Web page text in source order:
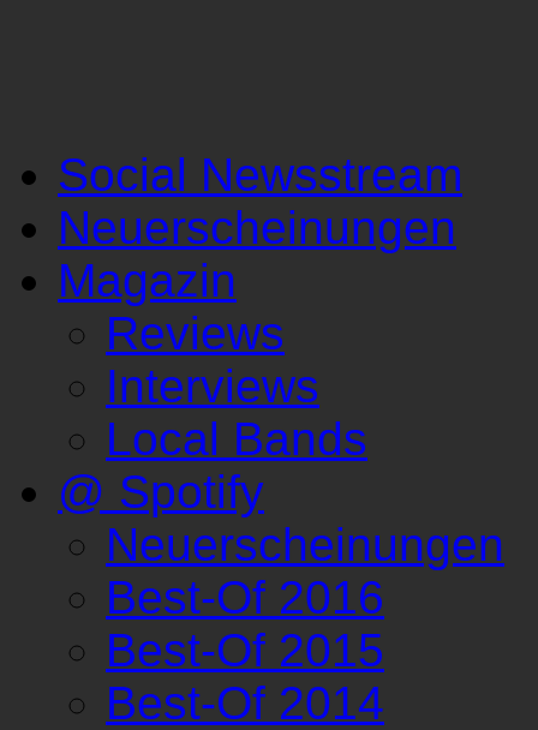
Social Newsstream
Neuerscheinungen
Magazin
Reviews
Interviews
Local Bands
@ Spotify
Neuerscheinungen
Best-Of 2016
Best-Of 2015
Best-Of 2014